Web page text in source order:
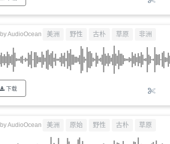
byAudioOcean 美洲 野性 古朴 草原 非洲
下载
byAudioOcean 美洲 原始 野性 古朴 草原